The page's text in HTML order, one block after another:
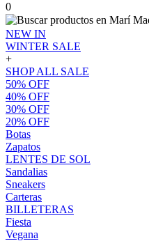
0
NEW IN
WINTER SALE
+
SHOP ALL SALE
50% OFF
40% OFF
30% OFF
20% OFF
Botas
Zapatos
LENTES DE SOL
Sandalias
Sneakers
Carteras
BILLETERAS
Fiesta
Vegana